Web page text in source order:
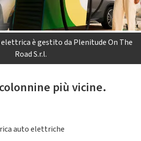
è gestito da Plenitude On The
Road S.r.l.
più vicine.
auto elettriche